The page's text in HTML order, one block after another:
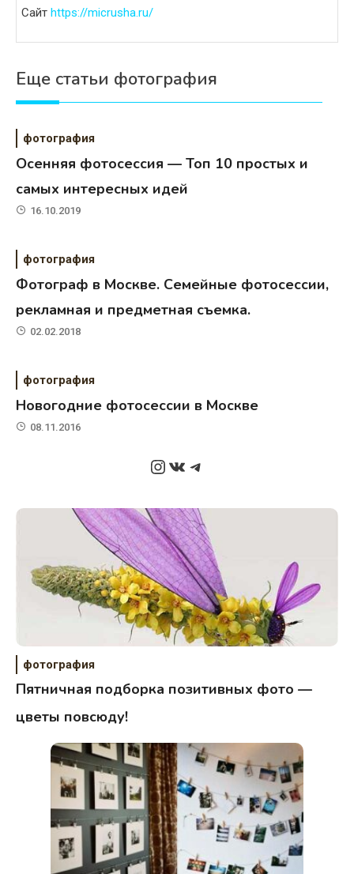
Сайт https://micrusha.ru/
Еще статьи фотография
фотография
Осенняя фотосессия — Топ 10 простых и
самых интересных идей
16.10.2019
фотография
Фотограф в Москве. Семейные фотосессии,
рекламная и предметная съемка.
02.02.2018
фотография
Новогодние фотосессии в Москве
08.11.2016
Instagram
ВКонтакте
Telegram
фотография
Пятничная подборка позитивных фото —
цветы повсюду!